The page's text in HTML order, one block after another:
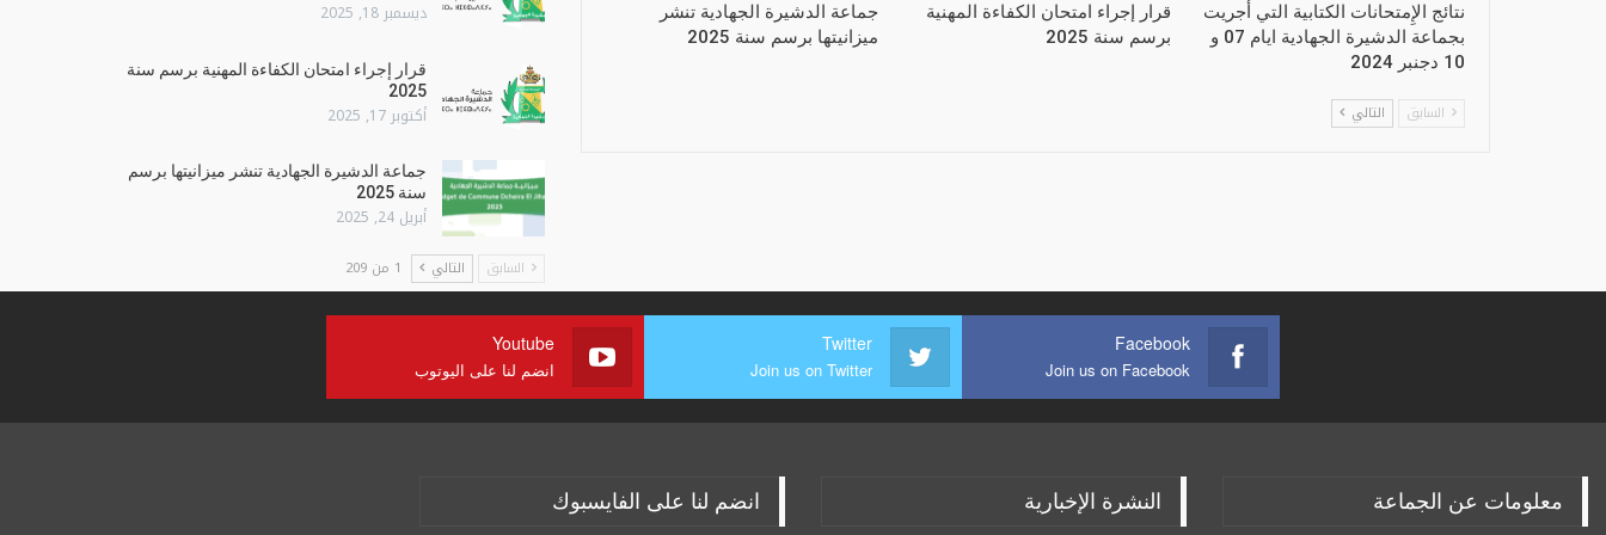
نتائج الإِمتحانات الكتابية التي أجريت
بجماعة الدشيرة الجهادية ايام 07 و
10 دجنبر 2024
قرار إجراء امتحان الكفاءة المهنية
برسم سنة 2025
جماعة الدشيرة الجهادية تنشر
ميزانيتها برسم سنة 2025
السابق التالي
ديسمبر 18, 2025
قرار إجراء امتحان الكفاءة المهنية برسم سنة
2025
أكتوبر 17, 2025
جماعة الدشيرة الجهادية تنشر ميزانيتها برسم
سنة 2025
أبريل 24, 2025
السابق التالي 1 من 209
Facebook
Join us on Facebook
Twitter
Join us on Twitter
Youtube
انضم لنا على اليوتوب
معلومات عن الجماعة النشرة الإخبارية انضم لنا على الفايسبوك